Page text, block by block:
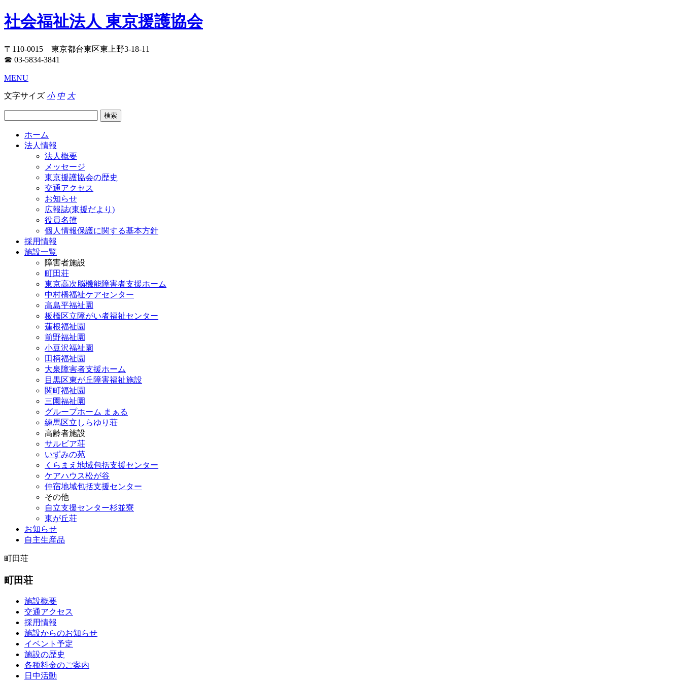
社会福祉法人 東京援護協会
〒110-0015 東京都台東区東上野3-18-11
☎ 03-5834-3841
MENU
文字サイズ 小 中 大
ホーム
法人情報
法人概要
メッセージ
東京援護協会の歴史
交通アクセス
お知らせ
広報誌(東援だより)
役員名簿
個人情報保護に関する基本方針
採用情報
施設一覧
障害者施設
町田荘
東京高次脳機能障害者支援ホーム
中村橋福祉ケアセンター
高島平福祉園
板橋区立障がい者福祉センター
蓮根福祉園
前野福祉園
小豆沢福祉園
田柄福祉園
大泉障害者支援ホーム
目黒区東が丘障害福祉施設
関町福祉園
三園福祉園
グループホーム まぁる
練馬区立しらゆり荘
高齢者施設
サルビア荘
いずみの苑
くらまえ地域包括支援センター
ケアハウス松が谷
仲宿地域包括支援センター
その他
自立支援センター杉並寮
東が丘荘
お知らせ
自主生産品
町田荘
町田荘
施設概要
交通アクセス
採用情報
施設からのお知らせ
イベント予定
施設の歴史
各種料金のご案内
日中活動